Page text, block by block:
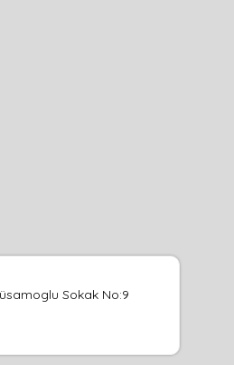
Sokak No:9